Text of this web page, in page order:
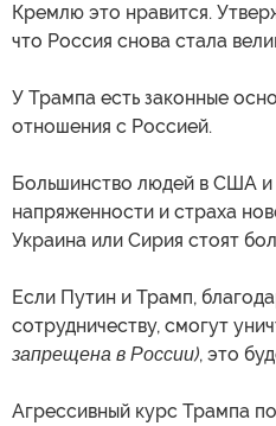
Кремлю это нравится.
что Россия снова стала
У Трампа есть законные
отношения с Россией.
Большинство людей в США и
напряженности и страха
Украина или Сирия стоят
Если Путин и Трамп,
сотрудничеству, смогут
запрещена в России), это
Агрессивный курс Трампа